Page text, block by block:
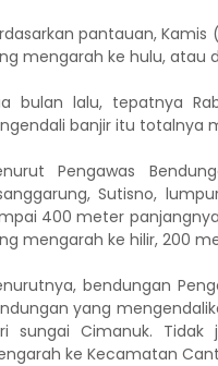
pantauan,
mengarah ke hulu, atau
bulan lalu, tepatnya
banjir itu totalnya
Pengawas
Sutisno,
400 meter
mengarah ke hilir, 200
bendungan
yang
sungai Cimanuk. Tidak
ke Kecamatan